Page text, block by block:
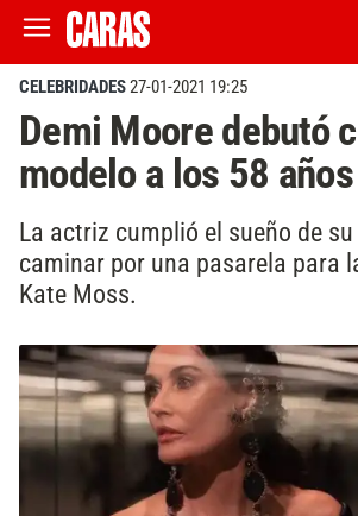
CELEBRIDADES27-01-2021 19:25
Demi Moore debutó
modelo a los 58 años
La actriz cumplió el sueño de
caminar por una pasarela para
Kate Moss.